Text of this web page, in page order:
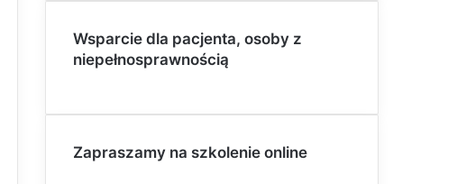
Wsparcie dla pacjenta, osoby z
niepełnosprawnością
Zapraszamy na szkolenie online